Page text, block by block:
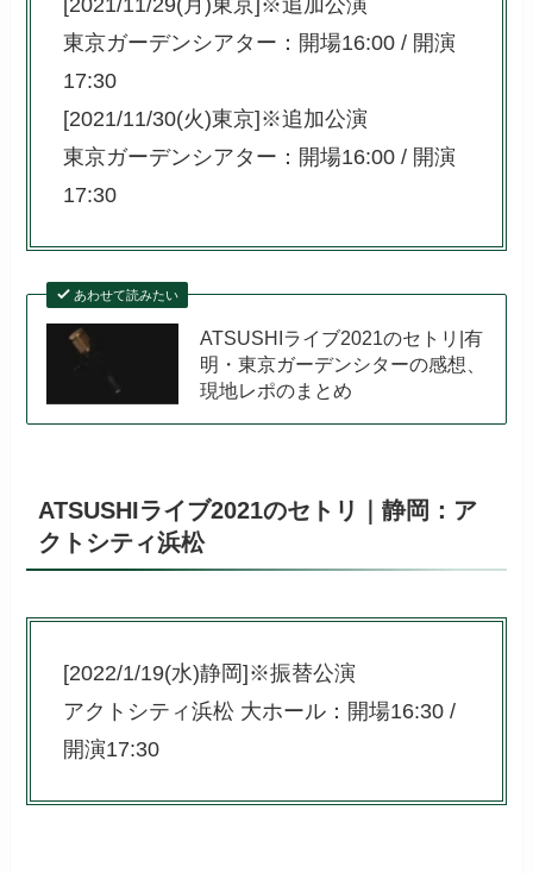
東京ガーデンシアター：開場16:00 / 開演
17:30
[2021/11/30(火)東京]※追加公演
東京ガーデンシアター：開場16:00 / 開演
17:30
あわせて読みたい
ATSUSHIライブ2021のセトリ|有
明・東京ガーデンシターの感想、
現地レポのまとめ
ATSUSHIライブ2021のセトリ｜静岡：ア
クトシティ浜松
[2022/1/19(水)静岡]※振替公演
アクトシティ浜松 大ホール：開場16:30 /
開演17:30